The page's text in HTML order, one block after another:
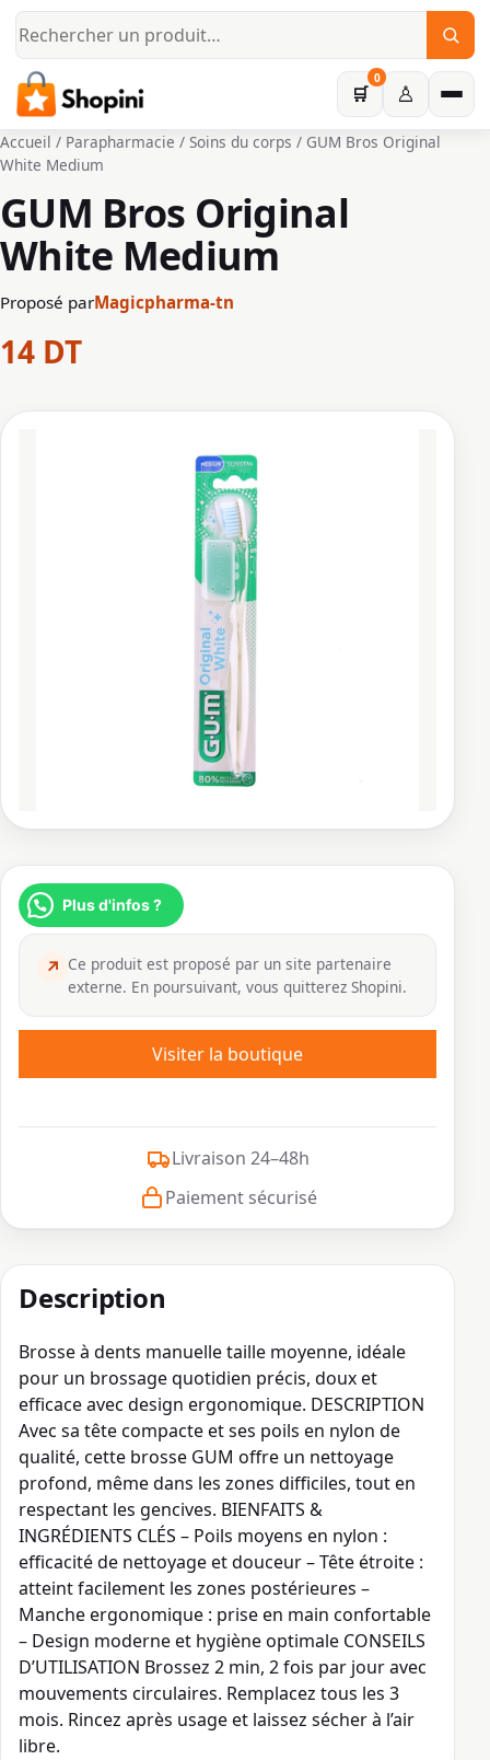
Aller au contenu principal
🛒
0
♙
Accueil / Parapharmacie / Soins du corps / GUM Bros Original
White Medium
GUM Bros Original
White Medium
Proposé parMagicpharma-tn
14 DT
Plus d'infos ?
↗ Ce produit est proposé par un site partenaire
externe. En poursuivant, vous quitterez Shopini.
Visiter la boutique
Livraison 24–48h
Paiement sécurisé
Description
Brosse à dents manuelle taille moyenne, idéale
pour un brossage quotidien précis, doux et
efficace avec design ergonomique. DESCRIPTION
Avec sa tête compacte et ses poils en nylon de
qualité, cette brosse GUM offre un nettoyage
profond, même dans les zones difficiles, tout en
respectant les gencives. BIENFAITS &
INGRÉDIENTS CLÉS – Poils moyens en nylon :
efficacité de nettoyage et douceur – Tête étroite :
atteint facilement les zones postérieures –
Manche ergonomique : prise en main confortable
– Design moderne et hygiène optimale CONSEILS
D’UTILISATION Brossez 2 min, 2 fois par jour avec
mouvements circulaires. Remplacez tous les 3
mois. Rincez après usage et laissez sécher à l’air
libre.